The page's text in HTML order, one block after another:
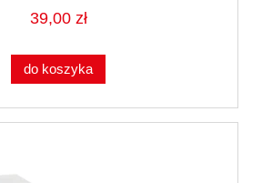
39,00 zł
do koszyka